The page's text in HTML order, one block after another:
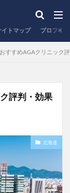
イトマップ プロフィ
すすめAGAクリニック
評判・効果
北海道